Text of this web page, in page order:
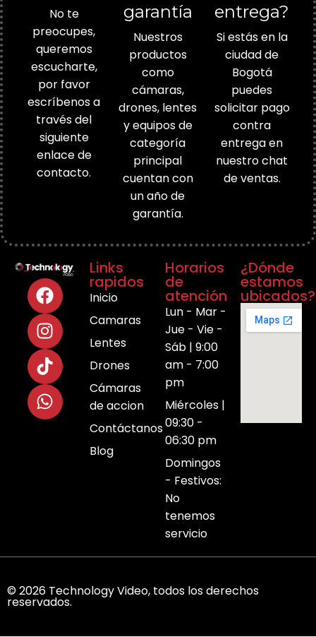
No te
preocupes,
queremos
escucharte,
por favor
escríbenos a
través del
siguiente
enlace de
contacto.
garantía
Nuestros
productos
como
cámaras,
drones, lentes
y equipos de
categoría
principal
cuentan con
un año de
garantía.
entrega?
Si estás en la
ciudad de
Bogotá
puedes
solicitar pago
contra
entrega en
nuestro chat
de ventas.
Links
rapidos
Inicio
Camaras
Lentes
Drones
Cámaras
de accion
Contáctanos
Blog
Horarios
de
atención
Lun - Mar -
Jue - Vie -
Sáb | 9:00
am - 7:00
pm
Miércoles |
09:30 -
06:30 pm
Domingos
- Festivos:
No
tenemos
servicio
¿Dónde
estamos
ubicados?
© 2026 Technology Video, todos los derechos
reservados.